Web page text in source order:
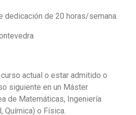
dedicación de 20 horas/semana.
actual o estar admitido o
siguiente en un Máster
de Matemáticas, Ingeniería
Química) o Física.